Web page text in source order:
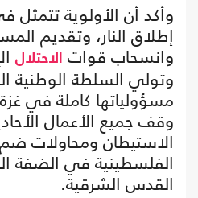
وأكد أن الأولوية
إطلاق النار، وتقديم
وانسحاب قوات الاحتلال
وتولي السلطة الوطنية
مسؤولياتها كاملة في
وقف جميع الأعمال
الاستيطان ومحاولات
الفلسطينية في الضفة
القدس الشرقية.